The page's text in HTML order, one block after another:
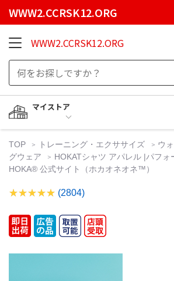
WWW2.CCRSK12.ORG
WWW2.CCRSK12.ORG
マイストア
TOP トレーニング・エクササイズ
ウ
グウェア
HOKATシャツ アパレル |パフォ
HOKA® 公式サイト（ホカオネオネ™）
(2804)